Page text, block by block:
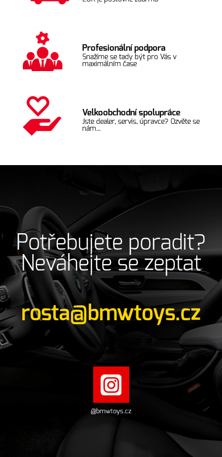
Profesionální podpora
Snažíme se tady být pro Vás v
maximálním čase
Velkoobchodní spolupráce
Jste dealer, servis, úpravce? Ozvěte se
nám...
Potřebujete poradit?
Neváhejte se zeptat
rosta@bmwtoys.cz
@bmwtoys.cz